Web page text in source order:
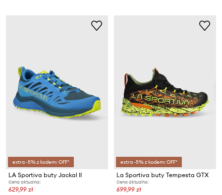
extra -5% z kodem: OFF*
LA Sportiva buty Jackal II
Cena aktualna:
629,99 zł
extra -5% z kodem: OFF*
La Sportiva buty Tempesta GTX
Cena aktualna:
699,99 zł